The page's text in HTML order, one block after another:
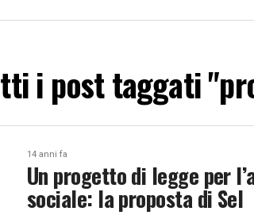
i post taggati
14 anni fa
Un progetto di legge per
sociale: la proposta di Sel